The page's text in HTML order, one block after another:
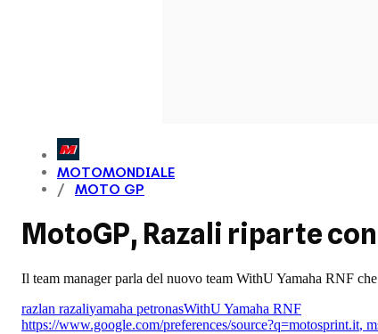
MOTOMONDIALE
MOTO GP
MotoGP, Razali riparte
Il team manager parla del nuovo team WithU Yamaha RNF
razlan razaliyamaha petronasWithU Yamaha RNF
https://www.google.com/preferences/source?q=motosprint.it,